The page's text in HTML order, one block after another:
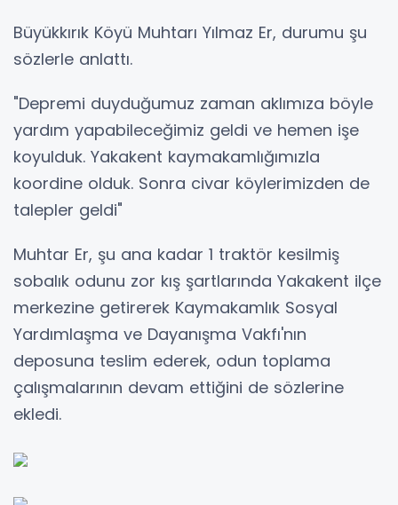
Büyükkırık Köyü Muhtarı Yılmaz Er, durumu şu
sözlerle anlattı.
"Depremi duyduğumuz zaman aklımıza böyle
yardım yapabileceğimiz geldi ve hemen işe
koyulduk. Yakakent kaymakamlığımızla
koordine olduk. Sonra civar köylerimizden de
talepler geldi"
Muhtar Er, şu ana kadar 1 traktör kesilmiş
sobalık odunu zor kış şartlarında Yakakent ilçe
merkezine getirerek Kaymakamlık Sosyal
Yardımlaşma ve Dayanışma Vakfı'nın
deposuna teslim ederek, odun toplama
çalışmalarının devam ettiğini de sözlerine
ekledi.